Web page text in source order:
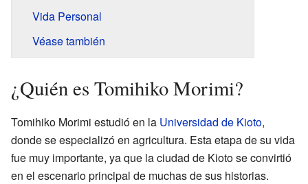
Vida Personal
Véase también
¿Quién es Tomihiko Morimi?
Tomihiko Morimi estudió en la Universidad de Kioto,
donde se especializó en agricultura. Esta etapa de su vida
fue muy importante, ya que la ciudad de Kioto se convirtió
en el escenario principal de muchas de sus historias.